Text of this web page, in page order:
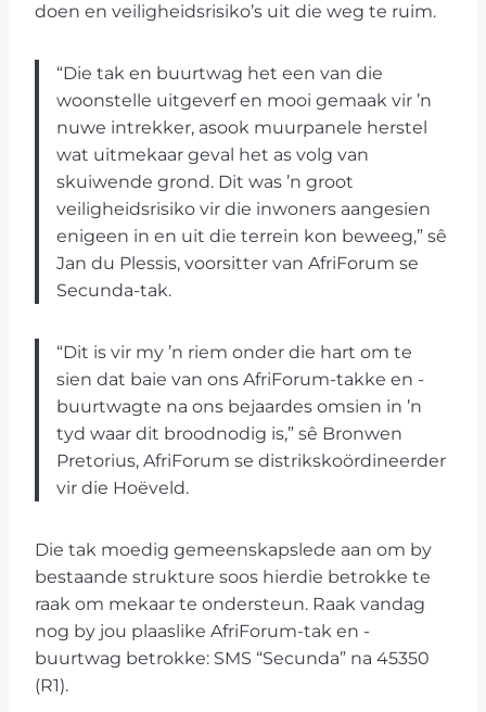
doen en veiligheidsrisiko’s uit die weg te ruim.
“Die tak en buurtwag het een van die
woonstelle uitgeverf en mooi gemaak vir ’n
nuwe intrekker, asook muurpanele herstel
wat uitmekaar geval het as volg van
skuiwende grond. Dit was ’n groot
veiligheidsrisiko vir die inwoners aangesien
enigeen in en uit die terrein kon beweeg,” sê
Jan du Plessis, voorsitter van AfriForum se
Secunda-tak.
“Dit is vir my ’n riem onder die hart om te
sien dat baie van ons AfriForum-takke en -
buurtwagte na ons bejaardes omsien in ’n
tyd waar dit broodnodig is,” sê Bronwen
Pretorius, AfriForum se distrikskoördineerder
vir die Hoëveld.
Die tak moedig gemeenskapslede aan om by
bestaande strukture soos hierdie betrokke te
raak om mekaar te ondersteun. Raak vandag
nog by jou plaaslike AfriForum-tak en -
buurtwag betrokke: SMS “Secunda” na 45350
(R1).